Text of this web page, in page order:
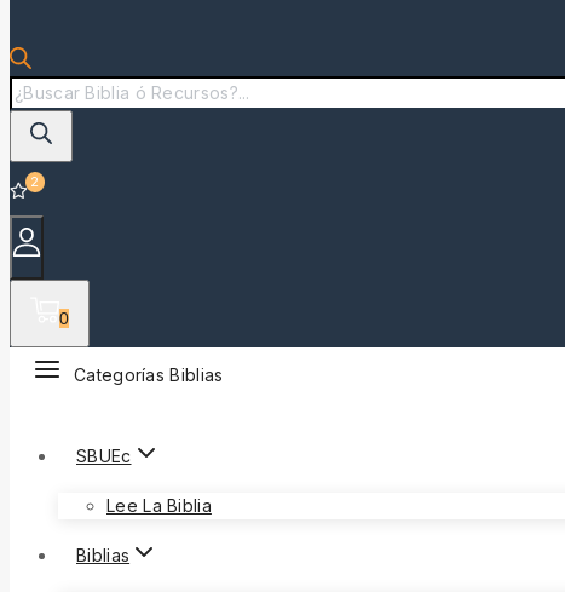
2
0
Categorías Biblias
SBUEc
Lee La Biblia
Biblias